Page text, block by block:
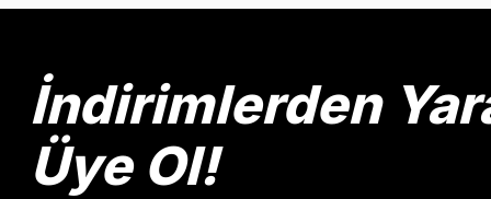
Ürün resmi kalitesiz, bozuk veya görüntülenemiyor.
Ürün fiyatı diğer sitelerden daha pahalı.
Bu ürüne benzer farklı alternatifler olmalı.
İndirimlerden
Üye Ol!